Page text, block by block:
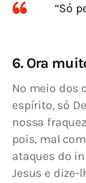
“Só
6. Ora
No meio dos
espírito, só
nossa
pois, mal
ataques do
Jesus e dize-